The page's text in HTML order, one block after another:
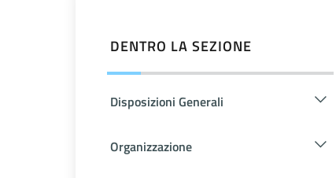
DENTRO LA SEZIONE
Disposizioni Generali
Organizzazione